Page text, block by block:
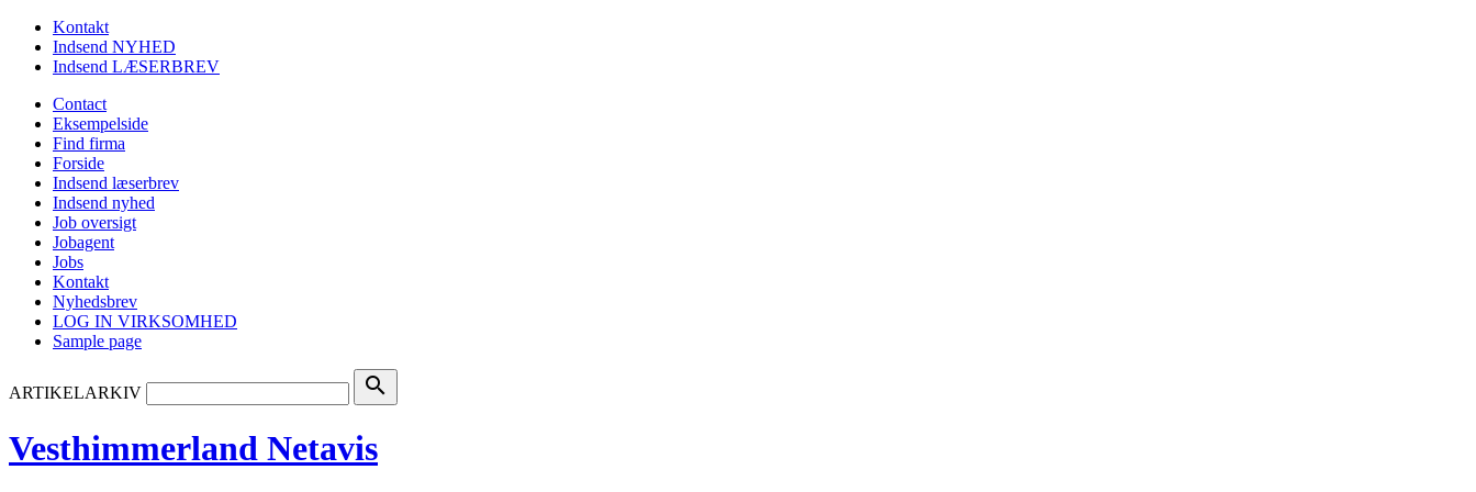
Kontakt
Indsend NYHED
Indsend LÆSERBREV
Contact
Eksempelside
Find firma
Forside
Indsend læserbrev
Indsend nyhed
Job oversigt
Jobagent
Jobs
Kontakt
Nyhedsbrev
LOG IN VIRKSOMHED
Sample page
ARTIKELARKIV search
Vesthimmerland Netavis